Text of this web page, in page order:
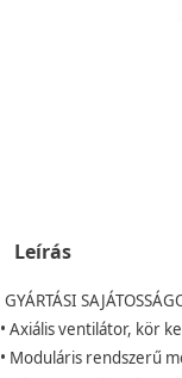
Leírás
GYÁRTÁSI
• Axiális ventilátor, kör
• Moduláris rendszerű